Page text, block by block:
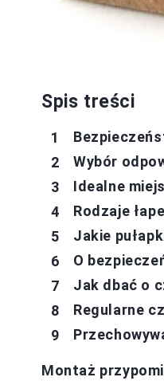
Spis treści
Wybór
Idealne
Rodzaje
Jakie
O
Jak dbać o
Regularne
Montaż